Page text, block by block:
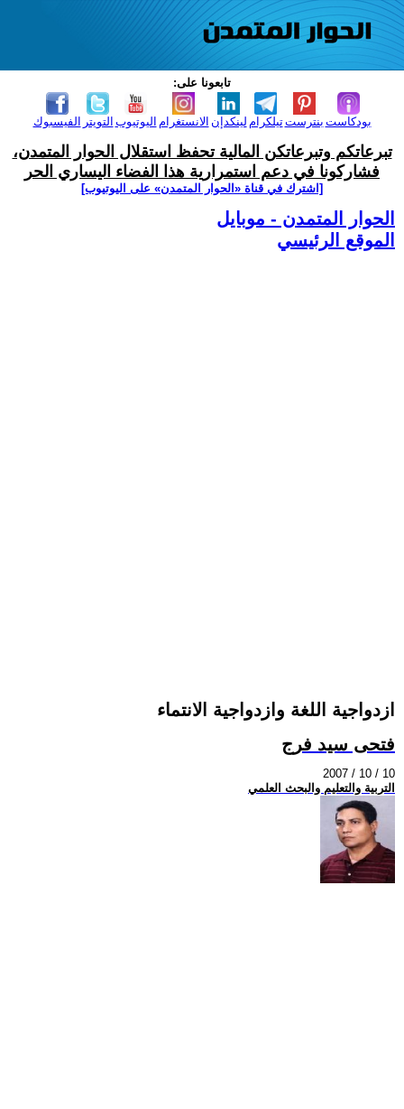
تابعونا على:
الفيسبوك التويتر اليوتيوب الانستغرام لينكدإن تيلكرامبنترست بودكاست
تبرعاتكم وتبرعاتكن المالية تحفظ استقلال الحوار المتمدن،
فشاركونا في دعم استمرارية هذا الفضاء اليساري الحر
[اشترك في قناة ‫«الحوار المتمدن» على اليوتيوب]
الحوار المتمدن - موبايل
الموقع الرئيسي
ازدواجية اللغة وازدواجية الانتماء
فتحى سيد فرج
2007 / 10 / 10
التربية والتعليم والبحث العلمي